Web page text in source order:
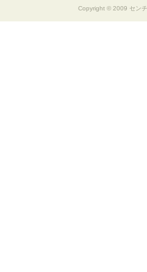
Copyright © 2009 セン